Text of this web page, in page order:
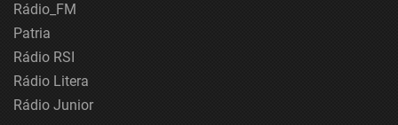
Rádio_FM
Patria
Rádio RSI
Rádio Litera
Rádio Junior